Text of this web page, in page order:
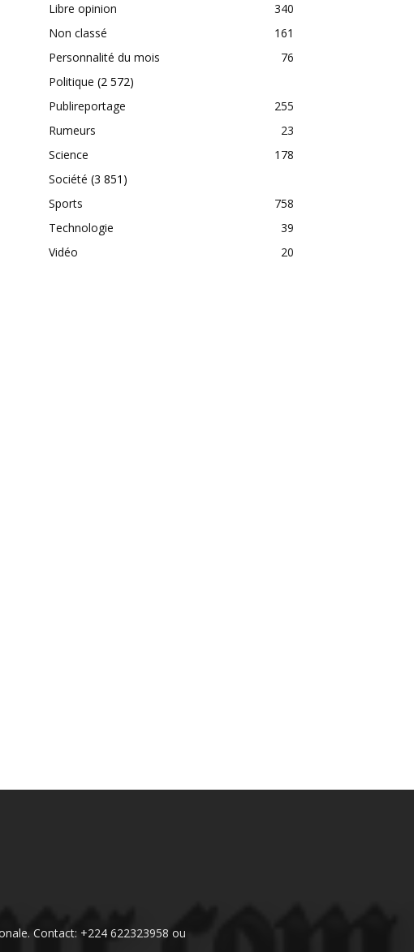
Libre opinion
340
Non classé
161
Personnalité du mois
76
Politique (2 572)
Publireportage
255
Rumeurs
23
Science
178
Société (3 851)
Sports
758
Technologie
39
Vidéo
20
Contact: +224 622323958 ou